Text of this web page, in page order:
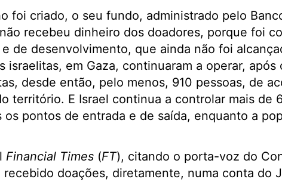
foi criado, o seu fundo, administrado pelo
recebeu dinheiro dos doadores, porque foi
de desenvolvimento, que ainda não foi
israelitas, em Gaza, continuaram a operar, após
desde então, pelo menos, 910 pessoas, de
território. E Israel continua a controlar mais de
os pontos de entrada e de saída, enquanto a
Financial Times(FT), citando o porta-voz do
doações, diretamente, numa conta do